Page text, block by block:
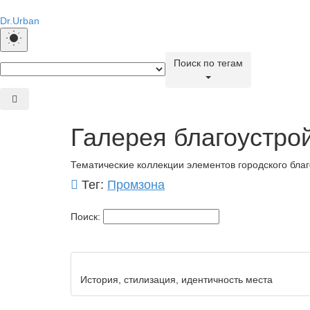
Dr.Urban
Поиск по тегам
Галерея
Тематические коллекции элементов городского
Тег: Промзона
Поиск:
История, стилизация, идентичность места